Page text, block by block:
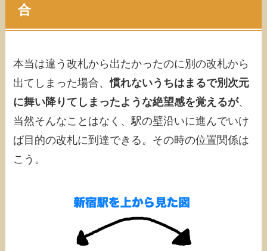
合
本当は違う改札から出たかったのに別の改札から
出てしまった場合、慣れないうちはまるで別次元
に舞い降りてしまったような絶望感を覚えるが、
当然そんなことはなく、駅の壁沿いに進んでいけ
ば目的の改札に到達できる。その時の位置関係は
こう。